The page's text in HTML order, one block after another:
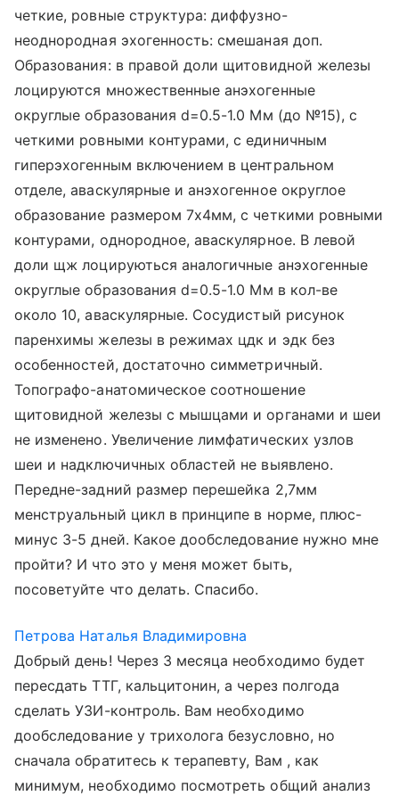
четкие, ровные структура: диффузно-
неоднородная эхогенность: смешаная доп.
Образования: в правой доли щитовидной железы
лоцируются множественные анэхогенные
округлые образования d=0.5-1.0 Мм (до №15), с
четкими ровными контурами, с единичным
гиперэхогенным включением в центральном
отделе, аваскулярные и анэхогенное округлое
образование размером 7х4мм, с четкими ровными
контурами, однородное, аваскулярное. В левой
доли щж лоцируються аналогичные анэхогенные
округлые образования d=0.5-1.0 Мм в кол-ве
около 10, аваскулярные. Сосудистый рисунок
паренхимы железы в режимах цдк и эдк без
особенностей, достаточно симметричный.
Топографо-анатомическое соотношение
щитовидной железы с мышцами и органами и шеи
не изменено. Увеличение лимфатических узлов
шеи и надключичных областей не выявлено.
Передне-задний размер перешейка 2,7мм
менструальный цикл в принципе в норме, плюс-
минус 3-5 дней. Какое дообследование нужно мне
пройти? И что это у меня может быть,
посоветуйте что делать. Спасибо.
Петрова Наталья Владимировна
Добрый день! Через 3 месяца необходимо будет
пересдать ТТГ, кальцитонин, а через полгода
сделать УЗИ-контроль. Вам необходимо
дообследование у трихолога безусловно, но
сначала обратитесь к терапевту, Вам , как
минимум, необходимо посмотреть общий анализ